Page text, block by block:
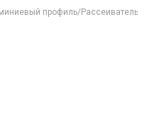
профиль/Рассеиватель